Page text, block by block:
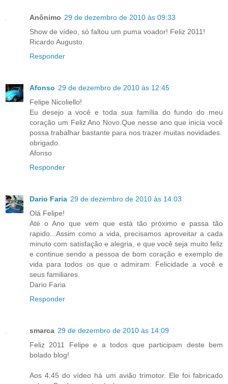
Anônimo 29 de dezembro de 2010 às 09:33
Show de vídeo, só faltou um puma voador! Feliz 2011!
Ricardo Augusto.
Responder
Afonso 29 de dezembro de 2010 às 12:45
Felipe Nicoliello!
Eu desejo a você e toda sua família do fundo do meu
coração um Feliz Ano Novo.Que nesse ano que inicia você
possa trabalhar bastante para nos trazer muitas novidades.
obrigado.
Afonso
Responder
Dario Faria 29 de dezembro de 2010 às 14:03
Olá Felipe!
Até o Ano que vem que está tão próximo e passa tão
rapido...Assim como a vida, precisamos aproveitar a cada
minuto com satisfação e alegria, e que você seja muito feliz
e continue sendo a pessoa de bom coração e exemplo de
vida para todos os que o admiram. Felicidade a você e
seus familiares.
Dario Faria
Responder
smarca 29 de dezembro de 2010 às 14:09
Feliz 2011 Felipe e a todos que participam deste bem
bolado blog!
Aos 4:45 do vídeo há um avião trimotor. Ele foi fabricado